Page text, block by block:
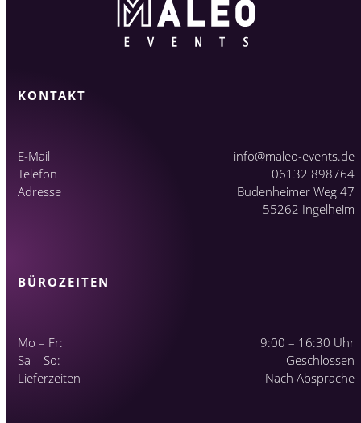
KONTAKT
E-Mail
info@maleo-events.de
Telefon
06132 898764
Adresse
Budenheimer Weg 47
55262 Ingelheim
BÜROZEITEN
Mo – Fr:
9:00 – 16:30 Uhr
Sa – So:
Geschlossen
Lieferzeiten
Nach Absprache